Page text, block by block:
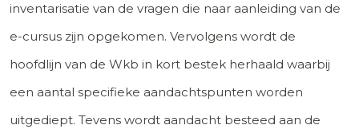
inventarisatie van de vragen die naar aanleiding van de
e-cursus zijn opgekomen. Vervolgens wordt de
hoofdlijn van de Wkb in kort bestek herhaald waarbij
een aantal specifieke aandachtspunten worden
uitgediept. Tevens wordt aandacht besteed aan de